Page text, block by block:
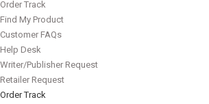
Order Track
Find My Product
Customer FAQs
Help Desk
Writer/Publisher Request
Retailer Request
Order Track